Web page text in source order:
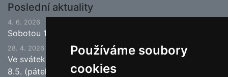
Používáme soubory
cookies
Poslední aktuality
4. 6. 2026
Sobotou 13.6.2026 bude ukončena jarní sezona.
28. 4. 2026
Ve svátek 1.5. (pátek) bude naše prodejna zavřena a
8.5. (pátek) bude otevřeno.